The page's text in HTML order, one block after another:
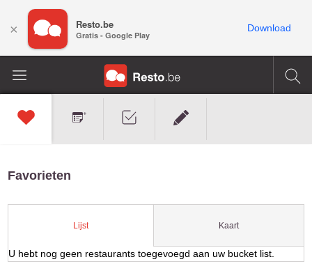
Favorieten
Lijst Kaart
U hebt nog geen restaurants toegevoegd aan uw bucket list.
× Resto.be
Gratis - Google Play
Download